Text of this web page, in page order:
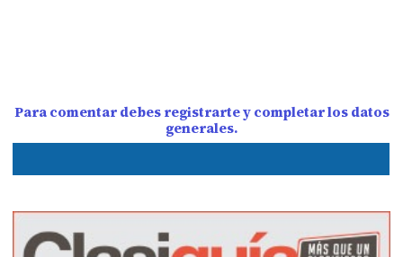
Para comentar debes registrarte y completar los datos
generales.